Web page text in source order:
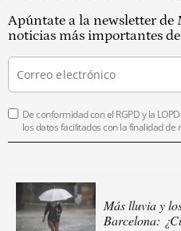
Apúntate a la newsletter
noticias más importantes
De conformidad con el RGPD y la
los datos facilitados con la finalidad
Más lluvia y
Barcelona: